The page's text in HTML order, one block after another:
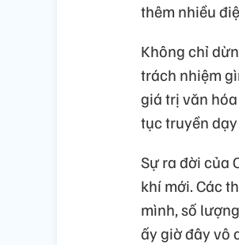
thêm nhiều
Không chỉ
trách nhiệm
giá trị văn
tục truyền
Sự ra đời của
khí mới. Các
mình, số
ấy giờ đây vô